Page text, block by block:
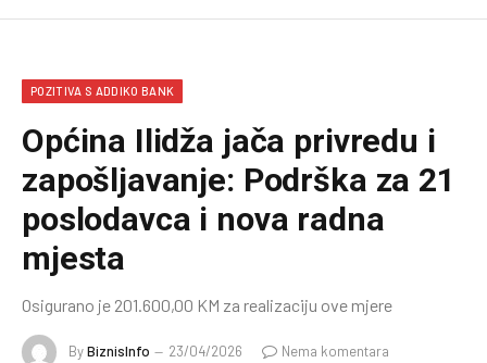
POZITIVA S ADDIKO BANK
Općina Ilidža jača privredu i
zapošljavanje: Podrška za 21
poslodavca i nova radna
mjesta
Osigurano je 201.600,00 KM za realizaciju ove mjere
ByBiznisInfo 23/04/2026 Nema komentara